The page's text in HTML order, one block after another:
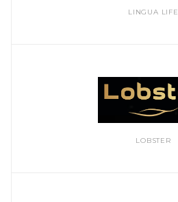
LINGUA LIFE
LOBSTER